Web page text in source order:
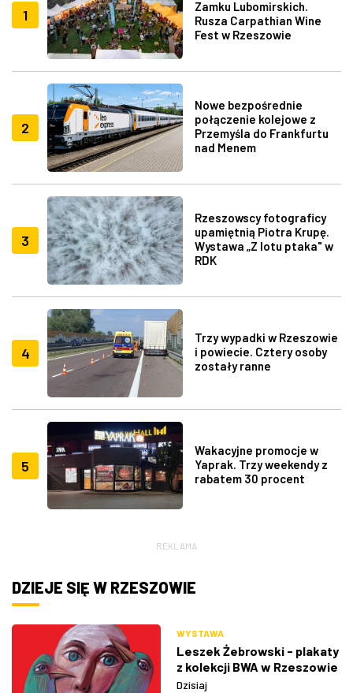
1
Zamku Lubomirskich.
Rusza Carpathian Wine
Fest w Rzeszowie
2
Nowe bezpośrednie
połączenie kolejowe z
Przemyśla do Frankfurtu
nad Menem
3
Rzeszowscy fotograficy
upamiętnią Piotra Krupę.
Wystawa „Z lotu ptaka" w
RDK
4
Trzy wypadki w Rzeszowie
i powiecie. Cztery osoby
zostały ranne
5
Wakacyjne promocje w
Yaprak. Trzy weekendy z
rabatem 30 procent
REKLAMA
DZIEJE SIĘ W RZESZOWIE
WYSTAWA
Leszek Żebrowski - plakaty
z kolekcji BWA w Rzeszowie
Dzisiaj